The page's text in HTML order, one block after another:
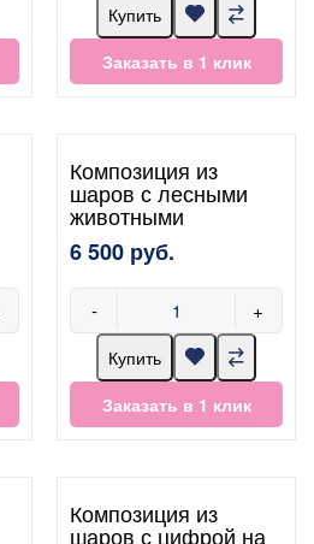
Купить
Заказать в 1 клик
Композиция из
шаров с лесными
животными
6 500 руб.
- +
Купить
Заказать в 1 клик
Композиция из
шаров с цифрой на